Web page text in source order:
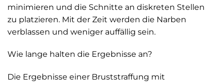
minimieren und die Schnitte an diskreten Stellen
zu platzieren. Mit der Zeit werden die Narben
verblassen und weniger auffällig sein.
Wie lange halten die Ergebnisse an?
Die Ergebnisse einer Bruststraffung mit